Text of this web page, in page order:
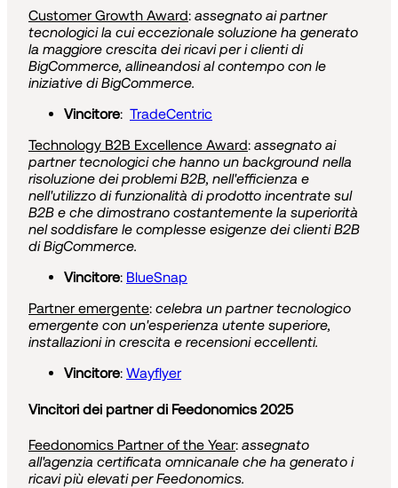
Customer Growth Award: assegnato ai partner
tecnologici la cui eccezionale soluzione ha generato
la maggiore crescita dei ricavi per i clienti di
BigCommerce, allineandosi al contempo con le
iniziative di BigCommerce.
Vincitore: TradeCentric
Technology B2B Excellence Award: assegnato ai
partner tecnologici che hanno un background nella
risoluzione dei problemi B2B, nell'efficienza e
nell'utilizzo di funzionalità di prodotto incentrate sul
B2B e che dimostrano costantemente la superiorità
nel soddisfare le complesse esigenze dei clienti B2B
di BigCommerce.
Vincitore: BlueSnap
Partner emergente: celebra un partner tecnologico
emergente con un'esperienza utente superiore,
installazioni in crescita e recensioni eccellenti.
Vincitore: Wayflyer
Vincitori dei partner di Feedonomics 2025
Feedonomics Partner of the Year: assegnato
all'agenzia certificata omnicanale che ha generato i
ricavi più elevati per Feedonomics.